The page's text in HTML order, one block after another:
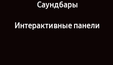
Саундбары
Интерактивные панели